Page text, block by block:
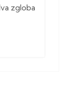
zgloba